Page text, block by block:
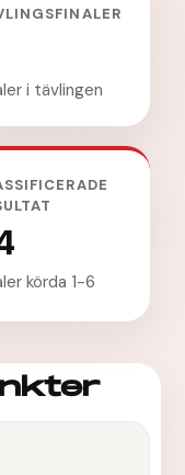
i tävlingen
körda 1-6